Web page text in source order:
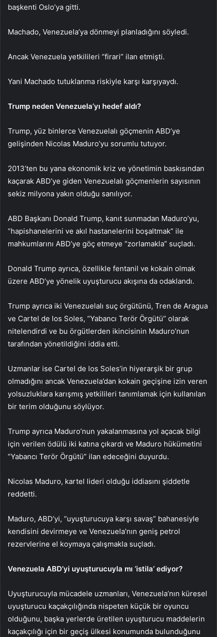
başkenti Oslo’ya gitti.
Machado, Venezuela’ya dönmeyi planladığını söyledi.
Ancak Venezuela yetkilileri “firari” ilan etmişti.
Yani Machado tutuklanma riskiyle karşı karşıyaydı.
Trump neden Venezuela’yı hedef aldı?
Trump, yüz binlerce Venezuelalı göçmenin ABD’ye
gelişinden Nicolas Maduro’yu sorumlu tutuyor.
2013’ten bu yana ekonomik kriz ve yönetimin baskısından
kaçarak ABD’ye giden Venezuelalı göçmenlerin sayısının
sekiz milyona yakın olduğu sanılıyor.
ABD Başkanı Donald Trump, kanıt sunmadan Maduro’yu,
“hapishanelerini ve akıl hastanelerini boşaltmak” ile
mahkumlarını ABD’ye göç etmeye “zorlamakla” suçladı.
Donald Trump ayrıca, özellikle fentanil ve kokain olmak
üzere ABD’ye yönelik uyuşturucu akışına da odaklandı.
Trump ayrıca iki Venezuelalı suç örgütünü, Tren de Aragua
ve Cartel de los Soles, “Yabancı Terör Örgütü” olarak
nitelendirdi ve bu örgütlerden ikincisinin Maduro’nun
tarafından yönetildiğini iddia etti.
Uzmanlar ise Cartel de los Soles’in hiyerarşik bir grup
olmadığını ancak Venezuela’dan kokain geçişine izin veren
yolsuzluklara karışmış yetkilileri tanımlamak için kullanılan
bir terim olduğunu söylüyor.
Trump ayrıca Maduro’nun yakalanmasına yol açacak bilgi
için verilen ödülü iki katına çıkardı ve Maduro hükümetini
“Yabancı Terör Örgütü” ilan edeceğini duyurdu.
Nicolas Maduro, kartel lideri olduğu iddiasını şiddetle
reddetti.
Maduro, ABD’yi, “uyuşturucuya karşı savaş” bahanesiyle
kendisini devirmeye ve Venezuela’nın geniş petrol
rezervlerine el koymaya çalışmakla suçladı.
Venezuela ABD’yi uyuşturucuyla mı ‘istila’ ediyor?
Uyuşturucuyla mücadele uzmanları, Venezuela’nın küresel
uyuşturucu kaçakçılığında nispeten küçük bir oyuncu
olduğunu, başka yerlerde üretilen uyuşturucu maddelerin
kaçakçılığı için bir geçiş ülkesi konumunda bulunduğunu